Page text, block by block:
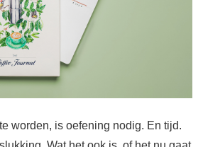
worden, is oefening nodig. En tijd.